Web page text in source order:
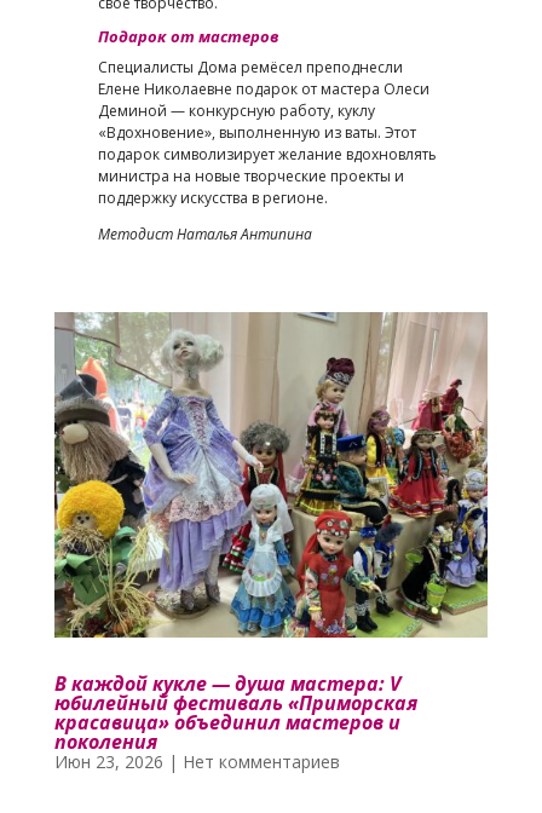
Подарок от мастеров
Специалисты Дома ремёсел преподнесли
Елене Николаевне подарок от мастера Олеси
Деминой — конкурсную работу, куклу
«Вдохновение», выполненную из ваты. Этот
подарок символизирует желание вдохновлять
министра на новые творческие проекты и
поддержку искусства в регионе.
Методист Наталья Антипина
В каждой кукле — душа мастера: V
юбилейный фестиваль «Приморская
красавица» объединил мастеров и
поколения
Июн 23, 2026 | Нет комментариев